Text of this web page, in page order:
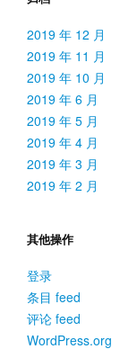
2019 年 12 月
2019 年 11 月
2019 年 10 月
2019 年 6 月
2019 年 5 月
2019 年 4 月
2019 年 3 月
2019 年 2 月
其他操作
登录
条目 feed
评论 feed
WordPress.org